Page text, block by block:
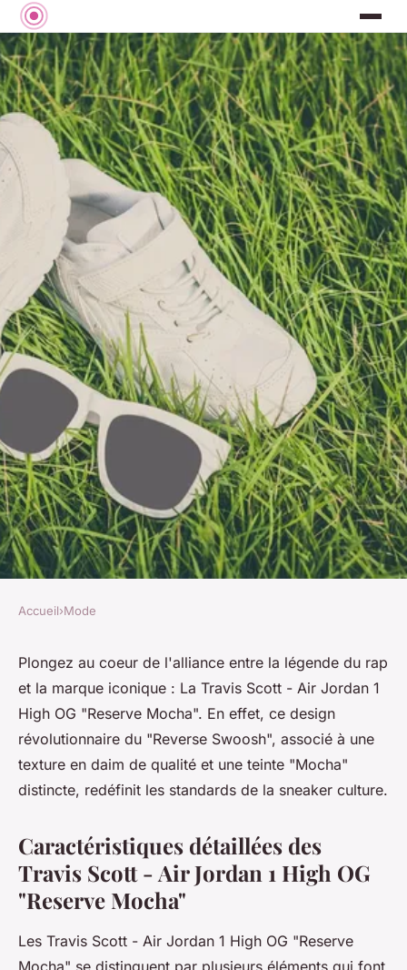
Travis Scott - Air Jordan 1 high
OG "reserve mocha" : voici les
caractéristiques du produit
Florian• 16 avril 2024•3 min de lecture
Accueil›Mode
Plongez au coeur de l'alliance entre la légende du rap
et la marque iconique : La Travis Scott - Air Jordan 1
High OG "Reserve Mocha". En effet, ce design
révolutionnaire du "Reverse Swoosh", associé à une
texture en daim de qualité et une teinte "Mocha"
distincte, redéfinit les standards de la sneaker culture.
Caractéristiques détaillées des
Travis Scott - Air Jordan 1 High OG
"Reserve Mocha"
Les Travis Scott - Air Jordan 1 High OG "Reserve